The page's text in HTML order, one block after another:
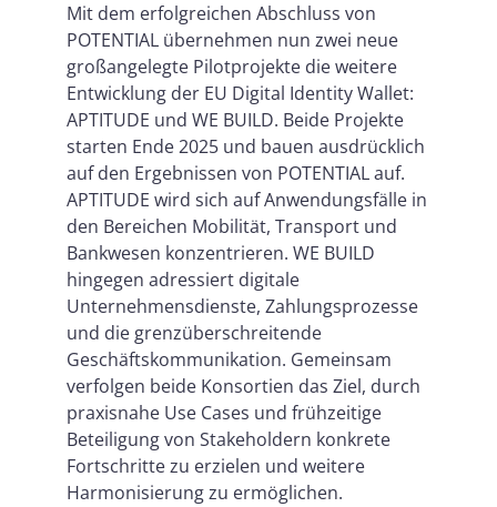
Mit dem erfolgreichen Abschluss von
POTENTIAL übernehmen nun zwei neue
großangelegte Pilotprojekte die weitere
Entwicklung der EU Digital Identity Wallet:
APTITUDE und WE BUILD. Beide Projekte
starten Ende 2025 und bauen ausdrücklich
auf den Ergebnissen von POTENTIAL auf.
APTITUDE wird sich auf Anwendungsfälle in
den Bereichen Mobilität, Transport und
Bankwesen konzentrieren. WE BUILD
hingegen adressiert digitale
Unternehmensdienste, Zahlungsprozesse
und die grenzüberschreitende
Geschäftskommunikation. Gemeinsam
verfolgen beide Konsortien das Ziel, durch
praxisnahe Use Cases und frühzeitige
Beteiligung von Stakeholdern konkrete
Fortschritte zu erzielen und weitere
Harmonisierung zu ermöglichen.